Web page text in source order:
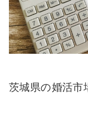
茨城県の婚活市